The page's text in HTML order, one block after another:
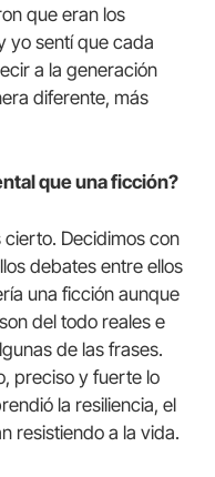
que eran los
yo sentí que cada
a la generación
diferente, más
que una ficción?
cierto. Decidimos con
debates entre ellos
una ficción aunque
del todo reales e
de las frases.
preciso y fuerte lo
la resiliencia, el
resistiendo a la vida.